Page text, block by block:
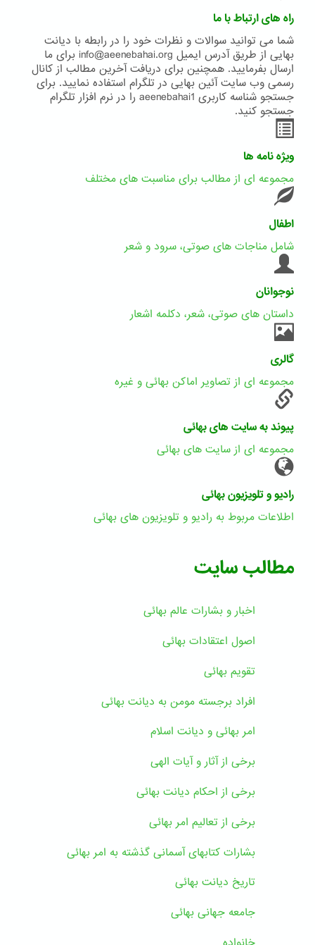
راه های ارتباط با ما
شما می توانید سوالات و نظرات خود را در رابطه با دیانت
بهایی از طریق آدرس ایمیل info@aeenebahai.org برای ما
ارسال بفرمایید. همچنین برای دریافت آخرین مطالب از کانال
رسمی وب سایت آئین بهایی در تلگرام استفاده نمایید. برای
جستجو شناسه کاربری aeenebahai1 را در نرم افزار تلگرام
جستجو کنید.
ویژه نامه ها
مجموعه ای از مطالب برای مناسبت های مختلف
اطفال
شامل مناجات های صوتی، سرود و شعر
نوجوانان
داستان های صوتی، شعر، دکلمه اشعار
گالری
مجموعه ای از تصاویر اماکن بهائی و غیره
پیوند به سایت های بهائی
مجموعه ای از سایت های بهائی
رادیو و تلویزیون بهائی
اطلاعات مربوط به رادیو و تلویزیون های بهائی
مطالب سایت
اخبار و بشارات عالم بهائى
اصول اعتقادات بهائی
تقویم بهائی
افراد برجسته مومن به دیانت بهائی
امر بهائی و دیانت اسلام
برخی از آثار و آیات الهی
برخی از احکام دیانت بهائی
برخی از تعالیم امر بهائی
بشارات کتابهای آسمانی گذشته به امر بهائی
تاریخ دیانت بهائی
جامعه جهانی بهائی